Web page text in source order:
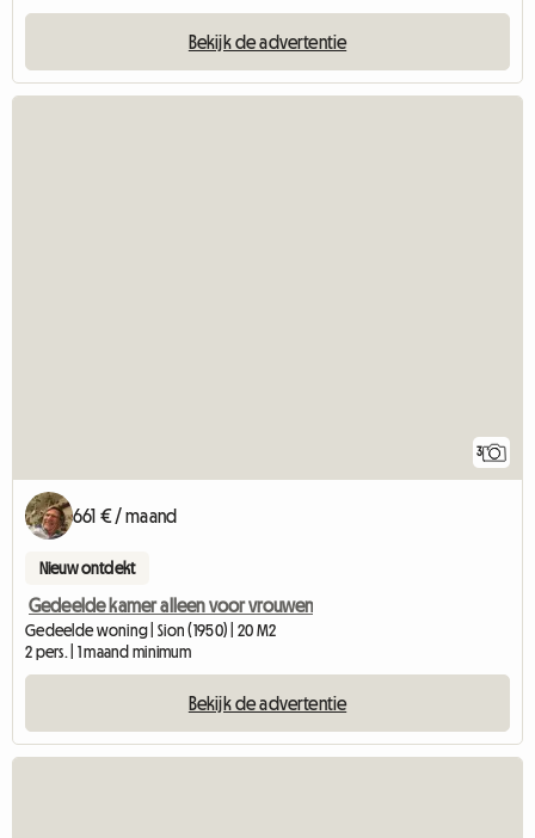
Bekijk de advertentie
3
661 € / maand
Nieuw ontdekt
Gedeelde kamer alleen voor vrouwen
Gedeelde woning | Sion (1950) | 20 M2
2 pers. | 1 maand minimum
Bekijk de advertentie